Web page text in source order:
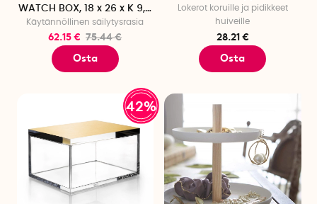
WATCH BOX, 18 x 26 x K 9,5
cm Musta
Käytännöllinen säilytysrasia
62.15 € 75.44 €
Osta
Lokerot koruille ja pidikkeet
huiveille
28.21 €
Osta
42%